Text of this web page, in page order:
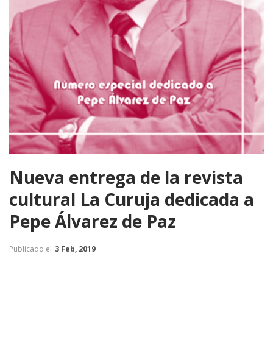
Nueva entrega de la revista
cultural La Curuja dedicada a
Pepe Álvarez de Paz
Publicado el 3 Feb, 2019